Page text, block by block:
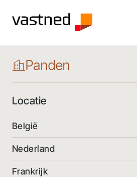
Panden
Locatie
België
Nederland
Frankrijk